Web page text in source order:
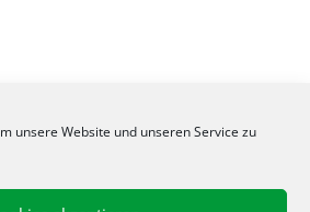
unsere Website und unseren Service zu